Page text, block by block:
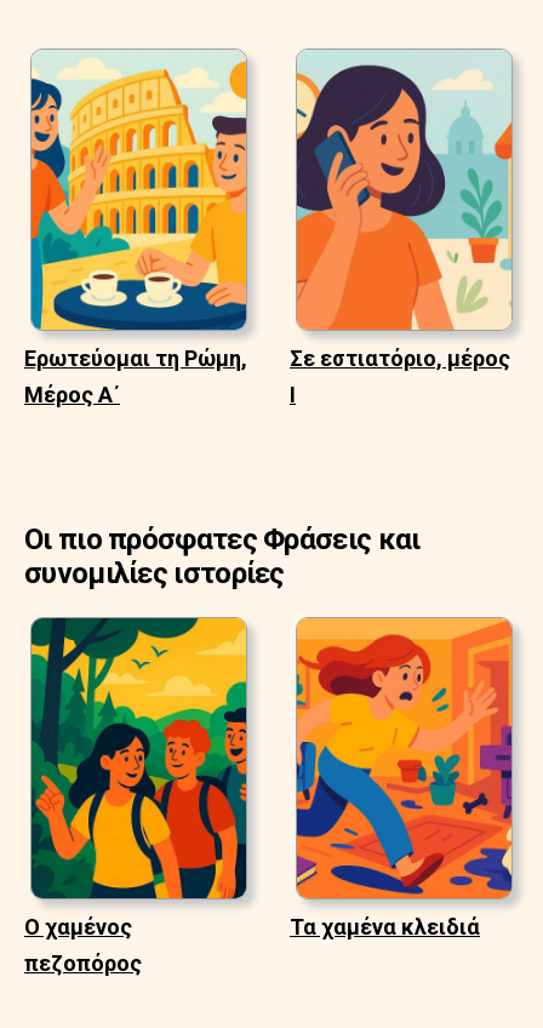
Ερωτεύομαι τη Ρώμη,
Μέρος Α΄
Σε εστιατόριο, μέρος
Ι
Οι πιο πρόσφατες Φράσεις και
συνομιλίες ιστορίες
Ο χαμένος
πεζοπόρος
Τα χαμένα κλειδιά